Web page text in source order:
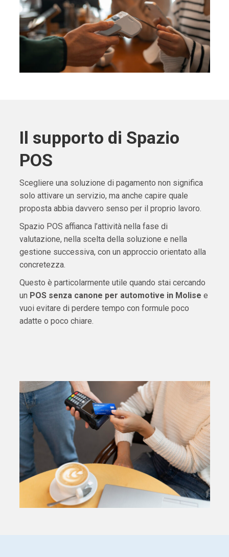
Il supporto di Spazio
POS
Scegliere una soluzione di pagamento non significa
solo attivare un servizio, ma anche capire quale
proposta abbia davvero senso per il proprio lavoro.
Spazio POS affianca l’attività nella fase di
valutazione, nella scelta della soluzione e nella
gestione successiva, con un approccio orientato alla
concretezza.
Questo è particolarmente utile quando stai cercando
un POS senza canone per automotive in Molise e
vuoi evitare di perdere tempo con formule poco
adatte o poco chiare.